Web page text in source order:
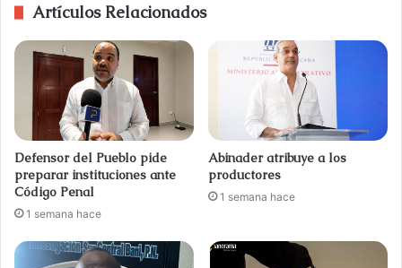
Artículos Relacionados
Defensor del Pueblo pide
preparar instituciones ante
Código Penal
1 semana hace
Abinader atribuye a los
productores
1 semana hace